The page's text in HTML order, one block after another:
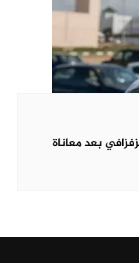
بعد معاناة